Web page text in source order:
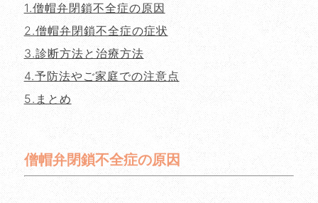
1.僧帽弁閉鎖不全症の原因
2.僧帽弁閉鎖不全症の症状
3.診断方法と治療方法
4.予防法やご家庭での注意点
5.まとめ
僧帽弁閉鎖不全症の原因